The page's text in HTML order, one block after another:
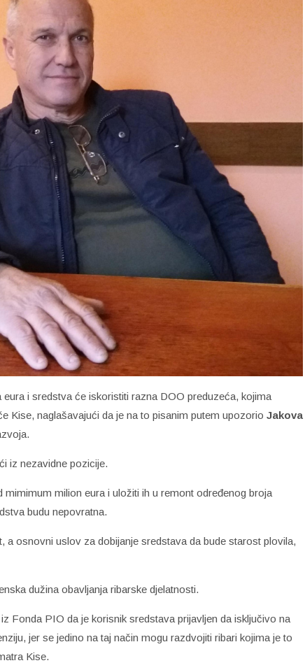
i sredstva će iskoristiti razna DOO preduzeća, kojima
Kise, naglašavajući da je na to pisanim putem upozorio Jakova
iz nezavidne pozicije.
milion eura i uložiti ih u remont određenog broja
budu nepovratna.
a osnovni uslov za dobijanje sredstava da bude starost plovila,
dužina obavljanja ribarske djelatnosti.
Fonda PIO da je korisnik sredstava prijavljen da isključivo na
jer se jedino na taj način mogu razdvojiti ribari kojima je to
Kise.